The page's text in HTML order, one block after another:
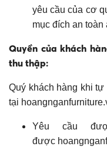
yêu cầu của cơ
mục đích an
Quyền của khách
thu thập:
Quý khách hàng khi
tại
Yêu cầu
được